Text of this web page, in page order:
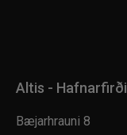
Altis - Hafnarfirði
Bæjarhrauni 8